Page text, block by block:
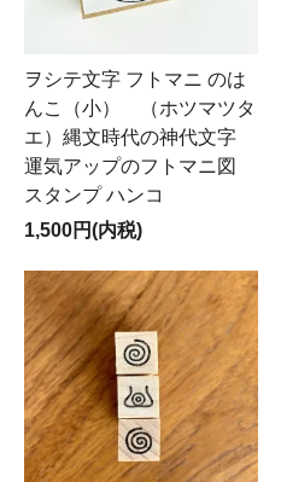
ヲシテ文字 フトマニ のは
んこ（小） （ホツマツタ
エ）縄文時代の神代文字
運気アップのフトマニ図
スタンプ ハンコ
1,500円(内税)